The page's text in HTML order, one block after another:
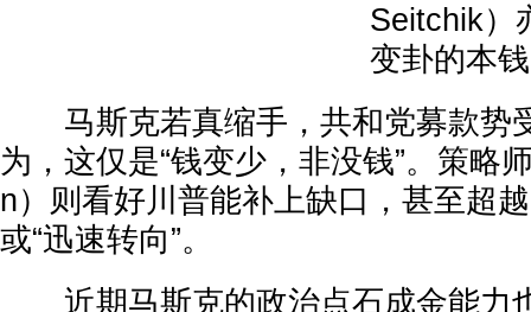
Seitchik）
变卦的本
马斯克若真缩手，共和党募款势
为，这仅是“钱变少，非没钱”。策略
n）则看好川普能补上缺口，甚至超
或“迅速转向”。
近期马斯克的政治点石成金能力